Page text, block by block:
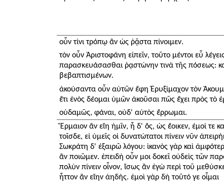
οὖν τίνι τρόπῳ ἂν ὡς ῥᾷστα πίνοιμεν.
τὸν οὖν Ἀριστοφάνη εἰπεῖν, τοῦτο μέντοι εὖ
παρασκευάσασθαι ῥᾳστώνην τινὰ τῆς πόσεως:
βεβαπτισμένων.
ἀκούσαντα οὖν αὐτῶν ἔφη Ἐρυξίμαχον τὸν
ἔτι ἑνὸς δέομαι ὑμῶν ἀκοῦσαι πῶς ἔχει πρὸς τὸ
οὐδαμῶς, φάναι, οὐδ' αὐτὸς ἔρρωμαι.
Ἕρμαιον ἂν εἴη ἡμῖν, ἦ δ' ὅς, ὡς ἔοικεν, ἐμοί τε
τοῖσδε, εἰ ὑμεῖς οἱ δυνατώτατοι πίνειν νῦν
Σωκράτη δ' ἐξαιρῶ λόγου: ἱκανὸς γὰρ καὶ
ἂν ποιῶμεν. ἐπειδὴ οὖν μοι δοκεῖ οὐδεὶς τῶν
πολὺν πίνειν οἶνον, ἴσως ἂν ἐγὼ περὶ τοῦ
ἧττον ἂν εἴην ἀηδής. ἐμοὶ γὰρ δὴ τοῦτό γε οἶμαι